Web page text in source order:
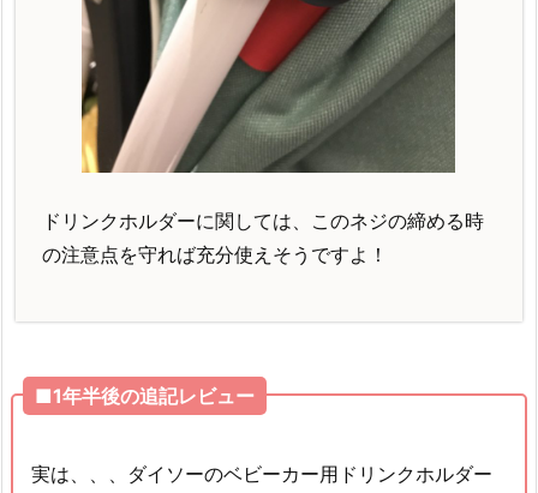
ドリンクホルダーに関しては、このネジの締める時
の注意点を守れば充分使えそうですよ！
■1年半後の追記レビュー
実は、、、ダイソーのベビーカー用ドリンクホルダー